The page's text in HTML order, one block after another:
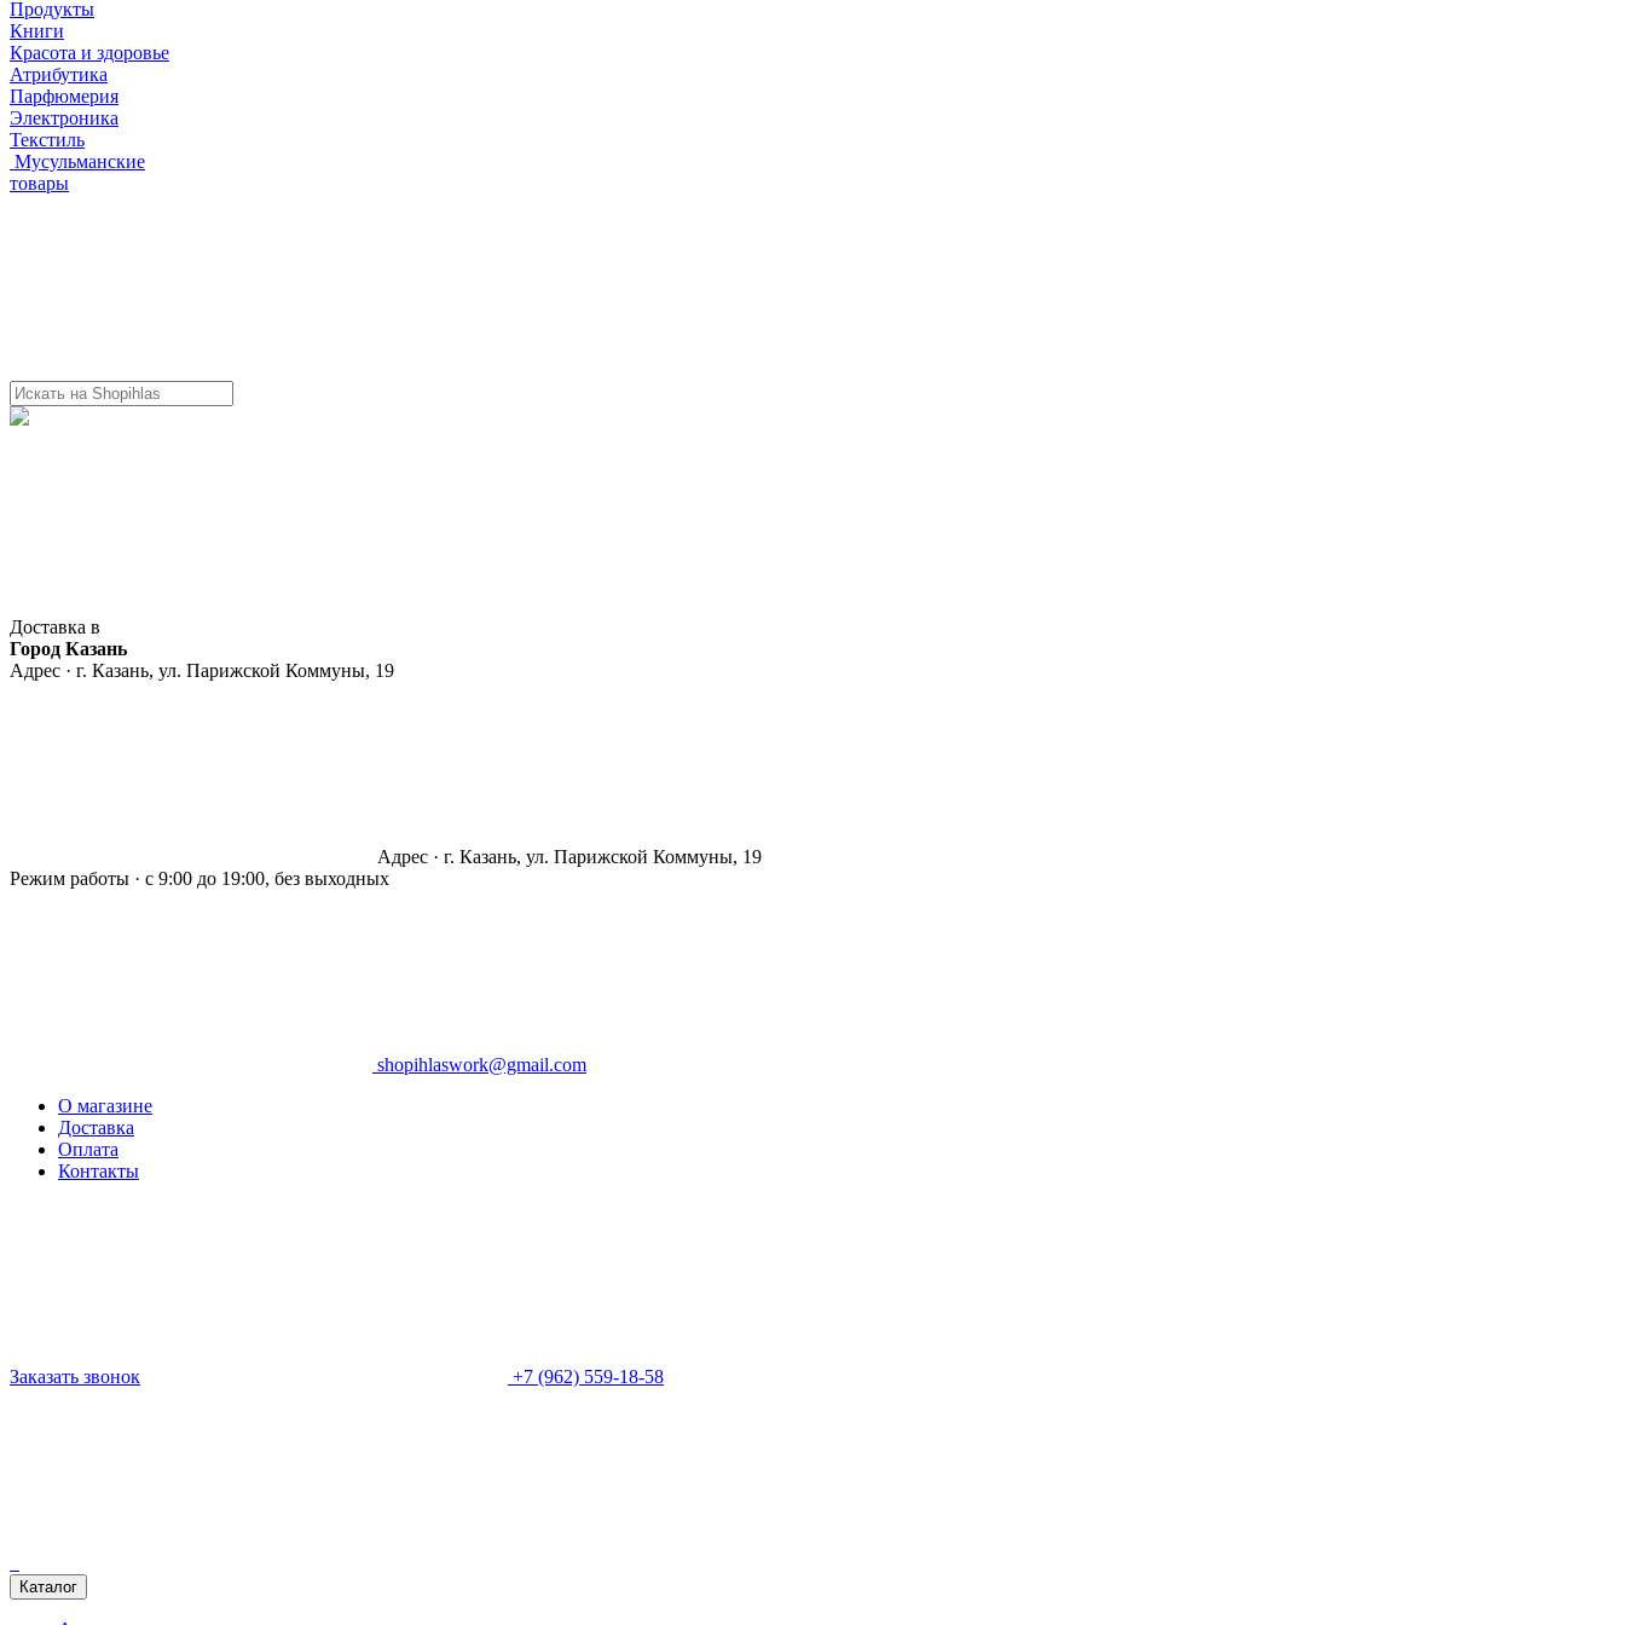
Продукты
Книги
Красота и здоровье
Атрибутика
Парфюмерия
Электроника
Текстиль
Мусульманские
товары
Доставка в
Город Казань
Адрес · г. Казань, ул. Парижской Коммуны, 19
Адрес · г. Казань, ул. Парижской Коммуны, 19
Режим работы · с 9:00 до 19:00, без выходных
shopihlaswork@gmail.com
О магазине
Доставка
Оплата
Контакты
Заказать звонок +7 (962) 559-18-58
Каталог